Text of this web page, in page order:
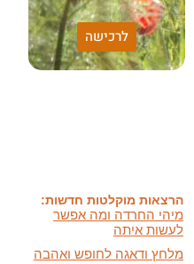
לרכישההאמונה שלי:
שונות היא שפע של אפשרויות,
עד שנותנים לה שם וקוראים
לעשות איתה
מלחץ ודאגה לחופש ואהבה
ועוד